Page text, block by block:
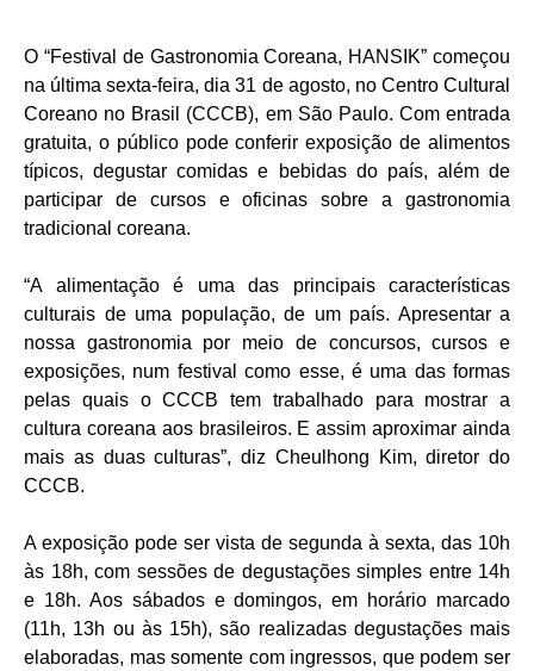
O “Festival de Gastronomia Coreana, HANSIK” começou
na última sexta-feira, dia 31 de agosto, no Centro Cultural
Coreano no Brasil (CCCB), em São Paulo. Com entrada
gratuita, o público pode conferir exposição de alimentos
típicos, degustar comidas e bebidas do país, além de
participar de cursos e oficinas sobre a gastronomia
tradicional coreana.
“A alimentação é uma das principais características
culturais de uma população, de um país. Apresentar a
nossa gastronomia por meio de concursos, cursos e
exposições, num festival como esse, é uma das formas
pelas quais o CCCB tem trabalhado para mostrar a
cultura coreana aos brasileiros. E assim aproximar ainda
mais as duas culturas”, diz Cheulhong Kim, diretor do
CCCB.
A exposição pode ser vista de segunda à sexta, das 10h
às 18h, com sessões de degustações simples entre 14h
e 18h. Aos sábados e domingos, em horário marcado
(11h, 13h ou às 15h), são realizadas degustações mais
elaboradas, mas somente com ingressos, que podem ser